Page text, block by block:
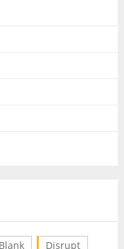
Blank
Disrupt